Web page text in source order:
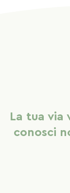
La tua via
conosci